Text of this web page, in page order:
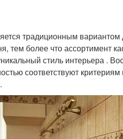
традиционным
тем более что ассортимент
стиль интерьера .
соответствуют